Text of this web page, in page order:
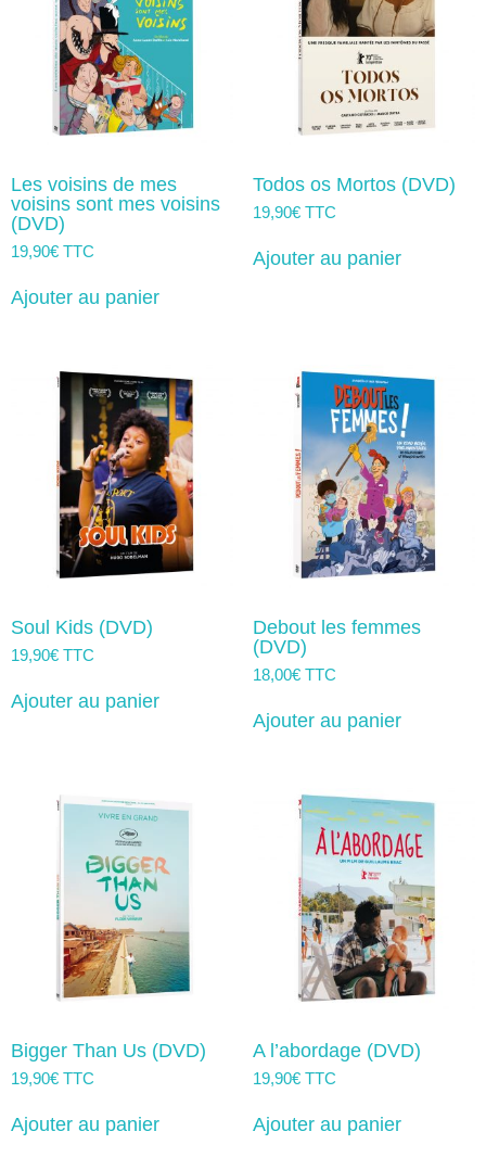
Les voisins de mes
voisins sont mes voisins
(DVD)
19,90€ TTC
Ajouter au panier
Todos os Mortos (DVD)
19,90€ TTC
Ajouter au panier
Soul Kids (DVD)
19,90€ TTC
Ajouter au panier
Debout les femmes
(DVD)
18,00€ TTC
Ajouter au panier
Bigger Than Us (DVD)
19,90€ TTC
Ajouter au panier
A l’abordage (DVD)
19,90€ TTC
Ajouter au panier